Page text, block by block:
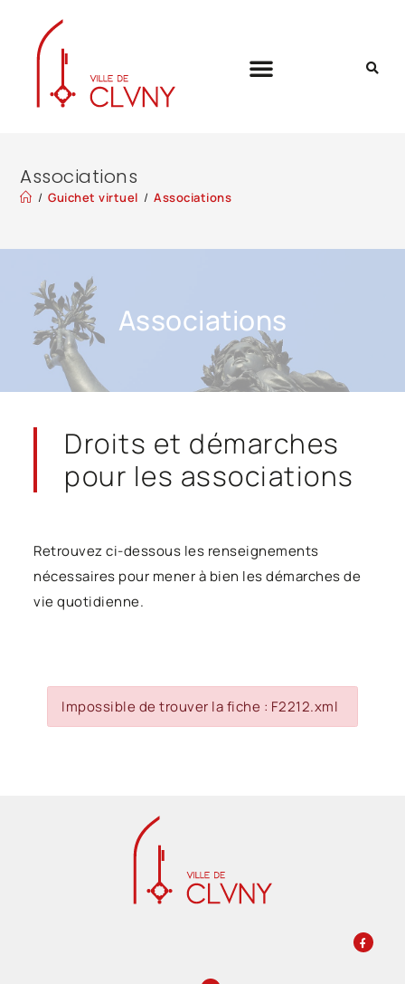
Associations
/ Guichet virtuel / Associations
Associations
Droits et démarches
pour les associations
Retrouvez ci-dessous les renseignements
nécessaires pour mener à bien les démarches de
vie quotidienne.
Impossible de trouver la fiche : F2212.xml